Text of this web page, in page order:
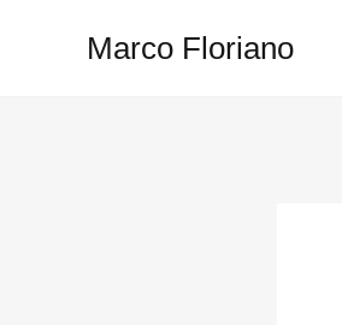
Marco Floriano